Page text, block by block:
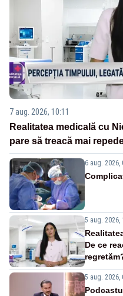
7 aug. 2026, 10:11
Realitatea medicală cu
pare să treacă mai
6 aug. 2026,
5 aug. 2026,
De ce
5 aug. 2026,